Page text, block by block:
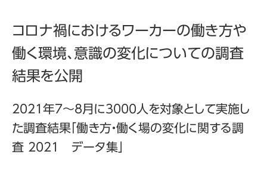
コロナ禍におけるワーカーの働き方や
働く環境、意識の変化についての調査
結果を公開
2021年7～8月に3000人を対象として実施し
た調査結果「働き方・働く場の変化に関する調
査 2021 データ集」